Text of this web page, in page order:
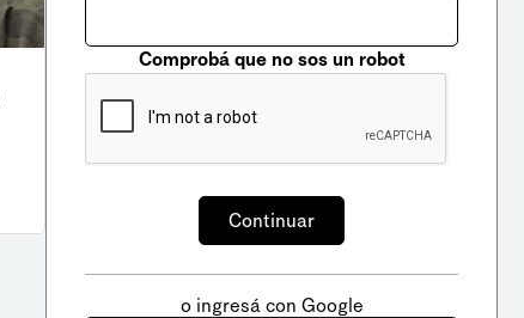
Comprobá que no sos un robot
o ingresá con Google